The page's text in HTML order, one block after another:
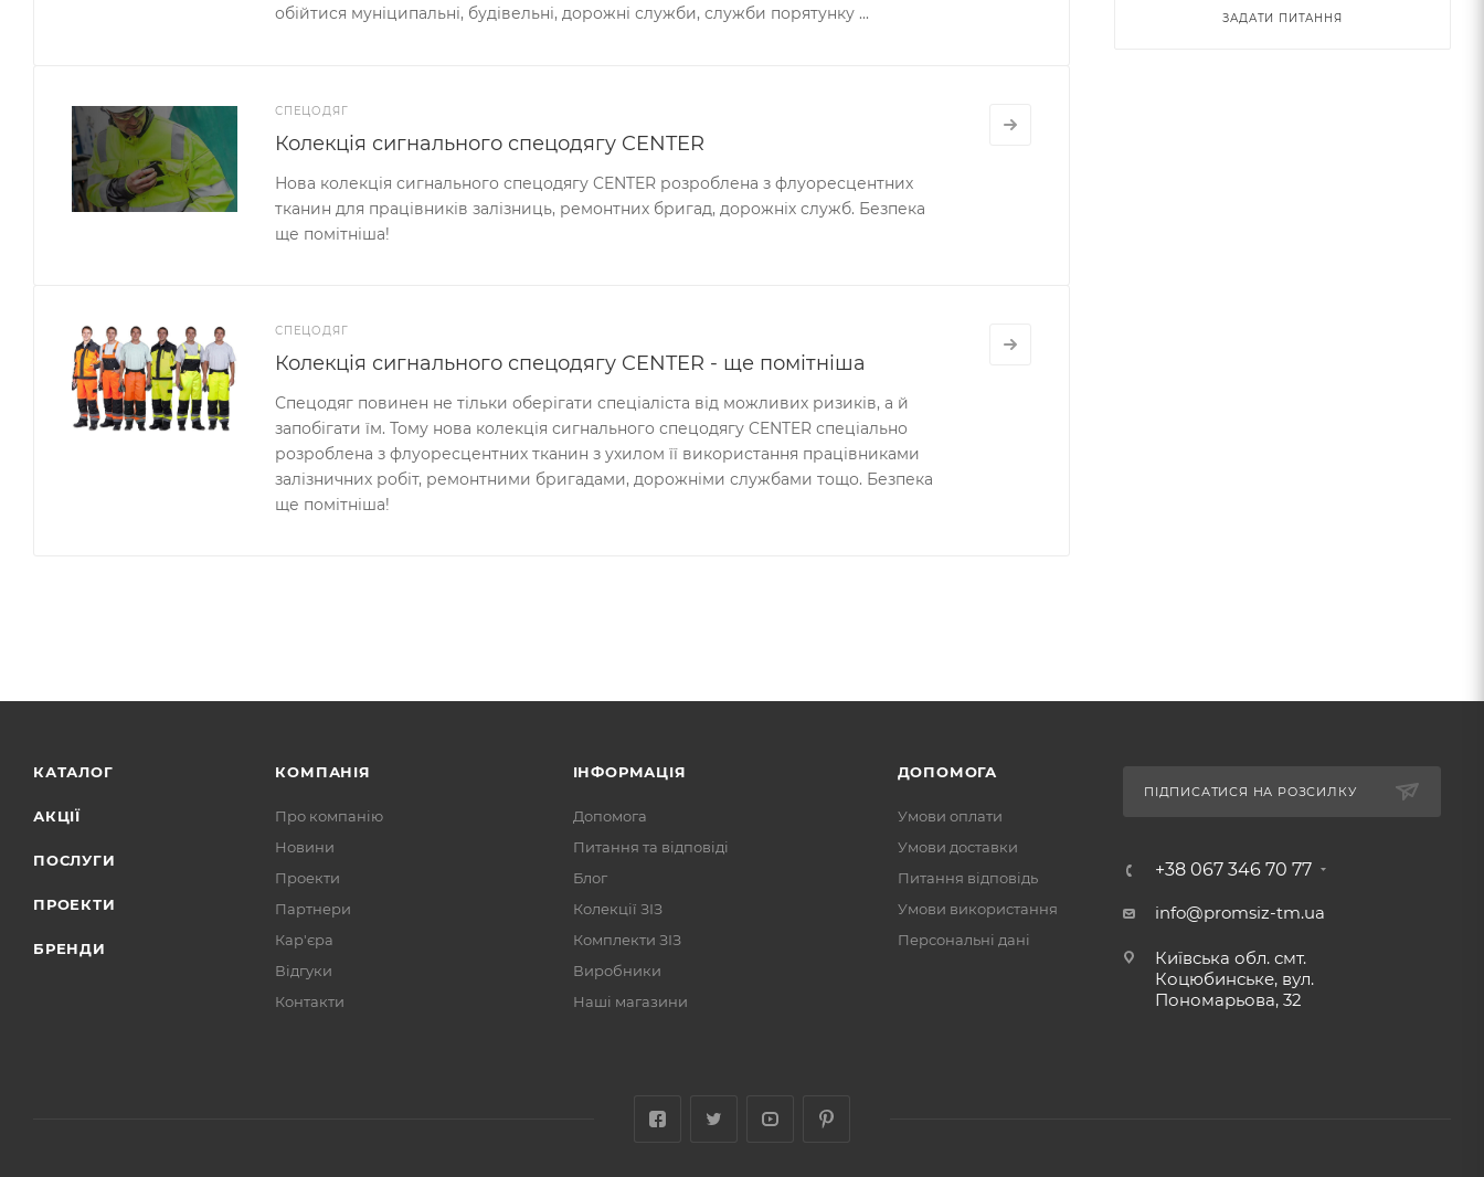
обійтися муніципальні, будівельні, дорожні служби, служби порятунку ...
СПЕЦОДЯГ
Колекція сигнального спецодягу CENTER
Нова колекція сигнального спецодягу CENTER розроблена з флуоресцентних
тканин для працівників залізниць, ремонтних бригад, дорожніх служб. Безпека
ще помітніша!
СПЕЦОДЯГ
Колекція сигнального спецодягу CENTER - ще помітніша
Спецодяг повинен не тільки оберігати спеціаліста від можливих ризиків, а й
запобігати їм. Тому нова колекція сигнального спецодягу CENTER спеціально
розроблена з флуоресцентних тканин з ухилом її використання працівниками
залізничних робіт, ремонтними бригадами, дорожніми службами тощо. Безпека
ще помітніша!
ЗАДАТИ ПИТАННЯ
КАТАЛОГ
АКЦІЇ
ПОСЛУГИ
ПРОЕКТИ
БРЕНДИ
КОМПАНІЯ
Про компанію
Новини
Проекти
Партнери
Кар'єра
Відгуки
Контакти
ІНФОРМАЦІЯ
Допомога
Питання та відповіді
Блог
Колекції ЗІЗ
Комплекти ЗІЗ
Виробники
Наші магазини
ДОПОМОГА
Умови оплати
Умови доставки
Питання відповідь
Умови використання
Персональні дані
ПІДПИСАТИСЯ НА РОЗСИЛКУ
+38 067 346 70 77
info@promsiz-tm.ua
Київська обл. смт.
Коцюбинське, вул.
Пономарьова, 32